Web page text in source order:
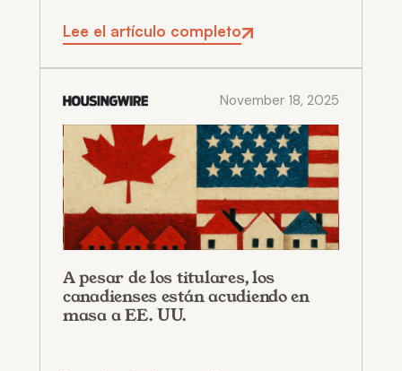
Lee el artículo completo
November 18, 2025
A pesar de los titulares, los
canadienses están acudiendo en
masa a EE. UU.